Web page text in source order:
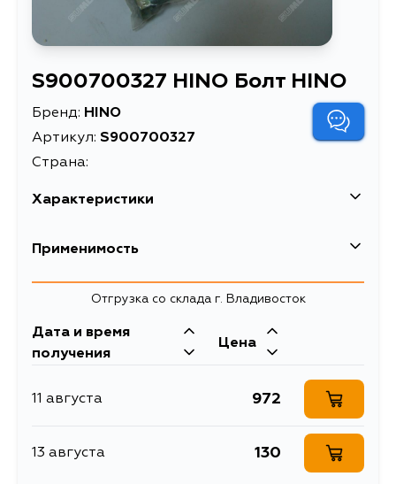
S900700327 HINO Болт HINO
Бренд: HINO
Артикул: S900700327
Страна:
Характеристики
Применимость
Отгрузка со склада г. Владивосток
Дата и время
получения
Цена
11 августа 972
13 августа 130